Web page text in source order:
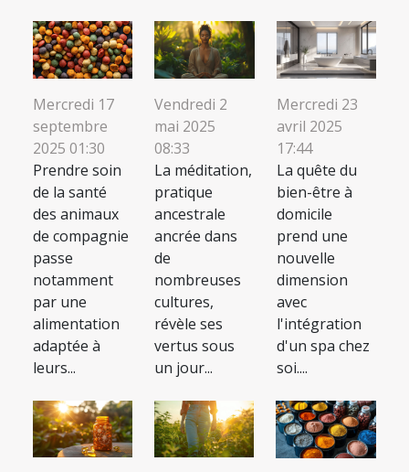
Mercredi 17
septembre
2025 01:30
Prendre soin
de la santé
des animaux
de compagnie
passe
notamment
par une
alimentation
adaptée à
leurs...
Vendredi 2
mai 2025
08:33
La méditation,
pratique
ancestrale
ancrée dans
de
nombreuses
cultures,
révèle ses
vertus sous
un jour...
Mercredi 23
avril 2025
17:44
La quête du
bien-être à
domicile
prend une
nouvelle
dimension
avec
l'intégration
d'un spa chez
soi....